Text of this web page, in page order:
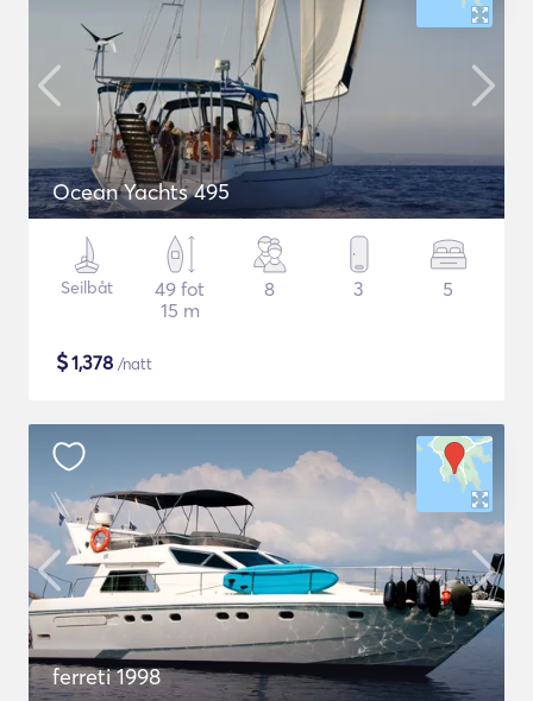
Ocean Yachts 495
Seilbåt
49 fot
15 m
8 3 5
$1,378 /natt
ferreti 1998